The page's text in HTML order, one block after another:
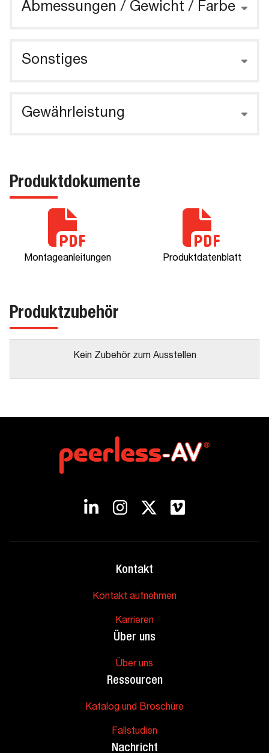
Abmessungen / Gewicht / Farbe
Sonstiges
Gewährleistung
Produktdokumente
Montageanleitungen Produktdatenblatt
Produktzubehör
Kein Zubehör zum Ausstellen
Kontakt
Kontakt aufnehmen
Karrieren
Über uns
Über uns
Ressourcen
Katalog und Broschüre
Fallstudien
Nachricht